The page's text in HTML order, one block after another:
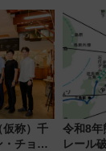
仮称）千
チョコ
令和8年
レール